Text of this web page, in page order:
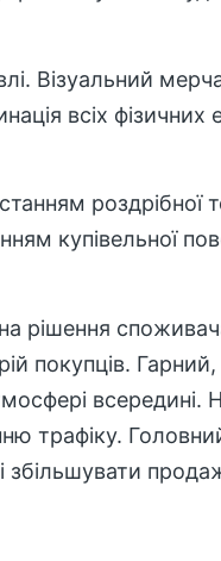
Візуальний
всіх фізичних
роздрібної
купівельної
рішення
покупців.
всередині.
трафіку.
збільшувати